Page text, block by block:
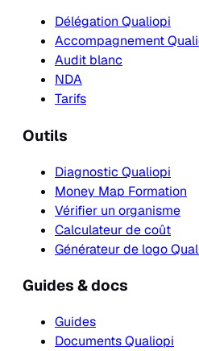
Délégation Qualiopi
Accompagnement
Audit blanc
NDA
Tarifs
Outils
Diagnostic Qualiopi
Money Map Formation
Vérifier un organisme
Calculateur de coût
Générateur de logo
Guides & docs
Guides
Documents Qualiopi